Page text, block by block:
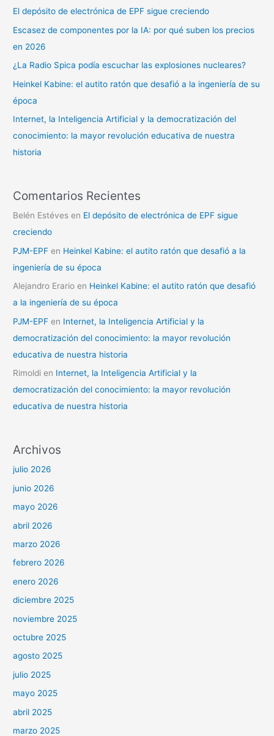
El depósito de electrónica de EPF sigue creciendo
Escasez de componentes por la IA: por qué suben los precios
en 2026
¿La Radio Spica podía escuchar las explosiones nucleares?
Heinkel Kabine: el autito ratón que desafió a la ingeniería de su
época
Internet, la Inteligencia Artificial y la democratización del
conocimiento: la mayor revolución educativa de nuestra
historia
Comentarios Recientes
Belén Estéves en El depósito de electrónica de EPF sigue
creciendo
PJM-EPF en Heinkel Kabine: el autito ratón que desafió a la
ingeniería de su época
Alejandro Erario en Heinkel Kabine: el autito ratón que desafió
a la ingeniería de su época
PJM-EPF en Internet, la Inteligencia Artificial y la
democratización del conocimiento: la mayor revolución
educativa de nuestra historia
Rimoldi en Internet, la Inteligencia Artificial y la
democratización del conocimiento: la mayor revolución
educativa de nuestra historia
Archivos
julio 2026
junio 2026
mayo 2026
abril 2026
marzo 2026
febrero 2026
enero 2026
diciembre 2025
noviembre 2025
octubre 2025
agosto 2025
julio 2025
mayo 2025
abril 2025
marzo 2025